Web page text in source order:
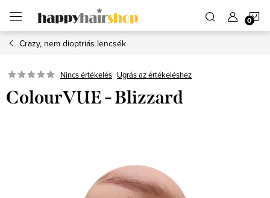
fő
tartalomhozCrazy, nem dioptriás lencsék
Nincs értékelés Ugrás az értékeléshez
ColourVUE - Blizzard